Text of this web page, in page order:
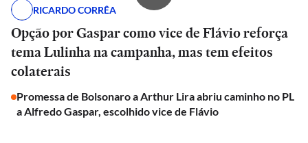
RICARDO CORRÊA
Opção por Gaspar como vice de Flávio reforça
tema Lulinha na campanha, mas tem efeitos
colaterais
Promessa de Bolsonaro a Arthur Lira abriu caminho no PL
a Alfredo Gaspar, escolhido vice de Flávio